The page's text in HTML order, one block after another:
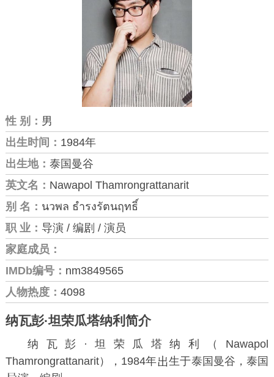
性 别： 男
出生时间： 1984年
出生地： 泰国曼谷
英文名： Nawapol Thamrongrattanarit
别 名： นวพล ธำรงรัตนฤทธิ์
职 业： 导演 / 编剧 / 演员
家庭成员：
IMDb编号： nm3849565
人物热度： 4098
纳瓦彭·坦荣瓜塔纳利简介
纳瓦彭·坦荣瓜塔纳利（Nawapol
Thamrongrattanarit），1984年
生于泰国曼谷，泰国